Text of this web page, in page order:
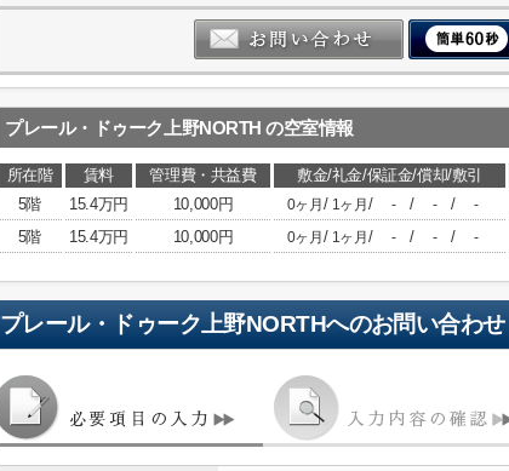
プレール・ドゥーク上野NORTH の空室情報
所在階 賃料 管理費・共益費 敷金/礼金/保証金/償却/敷引
5階
15.4万円 10,000円 0ヶ月 / 1ヶ月 / - / - / -
5階
15.4万円 10,000円 0ヶ月 / 1ヶ月 / - / - / -
プレール・ドゥーク上野NORTHへのお問い合わせ